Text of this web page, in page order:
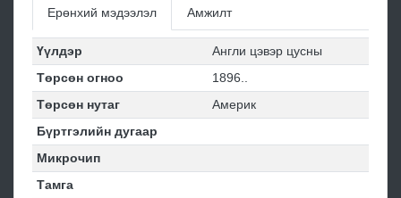
Ерөнхий мэдээлэл Амжилт
Үүлдэр
Англи цэвэр цусны
Төрсөн огноо
1896..
Төрсөн нутаг
Америк
Бүртгэлийн дугаар
Микрочип
Тамга